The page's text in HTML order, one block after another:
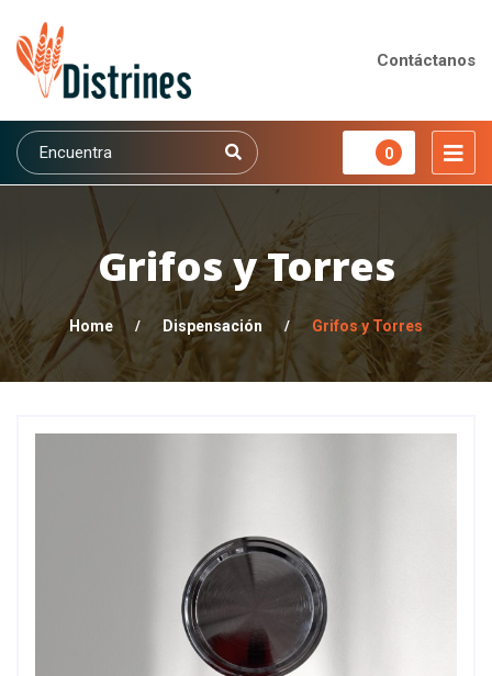
Contáctanos
0
Grifos y Torres
Home / Dispensación / Grifos y Torres